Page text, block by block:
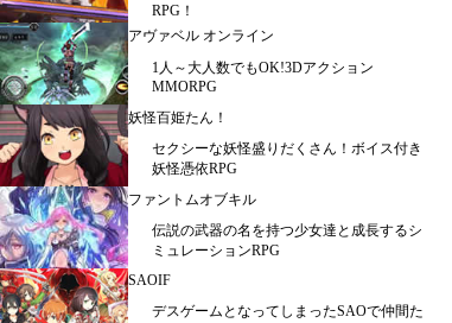
RPG！
アヴァベル オンライン
1人～大人数でもOK!3Dアクション
MMORPG
妖怪百姫たん！
セクシーな妖怪盛りだくさん！ボイス付き
妖怪憑依RPG
ファントムオブキル
伝説の武器の名を持つ少女達と成長するシ
ミュレーションRPG
SAOIF
デスゲームとなってしまったSAOで仲間た